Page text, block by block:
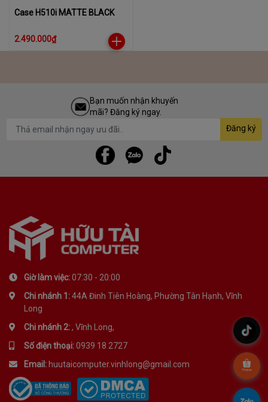
Case H510i MATTE BLACK
2.490.000₫
Bạn muốn nhận khuyến
mãi? Đăng ký ngay.
Đăng ký
Giờ làm việc:07:30 - 20:00
Chi nhánh 1:44A Đinh Tiên Hoàng, Phường Tân Hạnh, Vĩnh
Long
Chi nhánh 2:, Vĩnh Long,
Số điện thoại:0939 18 2727
Email: huutaicomputer.vinhlong@gmail.com
.
.